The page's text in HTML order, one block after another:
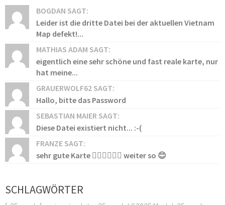
BOGDAN SAGT:
Leider ist die dritte Datei bei der aktuellen Vietnam
Map defekt!...
MATHIAS ADAM SAGT:
eigentlich eine sehr schöne und fast reale karte, nur
hat meine...
GRAUERWOLF62 SAGT:
Hallo, bitte das Password
SEBASTIAN MAIER SAGT:
Diese Datei existiert nicht... :-(
FRANZE SAGT:
sehr gute Karte 👍🏻👍🏻👍🏻 weiter so 😊
SCHLAGWÖRTER